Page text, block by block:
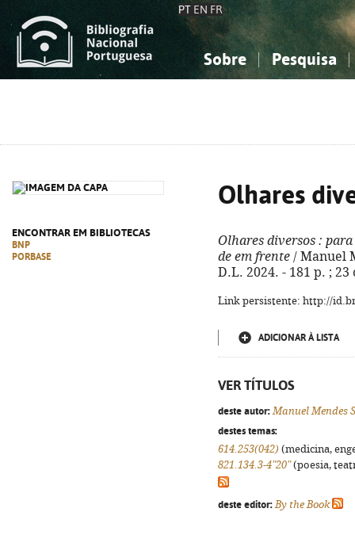
PT EN FR
Sobre Pesquisa
ENCONTRAR EM BIBLIOTECAS
BNP
PORBASE
Olhares
Olhares diversos : para
de em frente / Manuel
D.L. 2024. - 181 p. ; 23
Link persistente: http://
ADICIONAR À LISTA
VER TÍTULOS
deste autor: Manuel Mendes
destes temas:
614.253(042) (medicina,
821.134.3-4"20"(poesia,
deste editor: By the Book